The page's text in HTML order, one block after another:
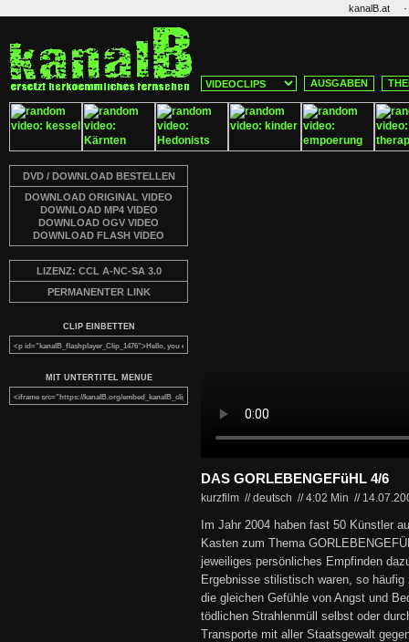
kanalB.at ·
AUSGABEN
DVD / DOWNLOAD BESTELLEN
DOWNLOAD ORIGINAL VIDEO
DOWNLOAD MP4 VIDEO
DOWNLOAD OGV VIDEO
DOWNLOAD FLASH VIDEO
LIZENZ: CCL A-NC-SA 3.0
PERMANENTER LINK
CLIP EINBETTEN
MIT UNTERTITEL MENUE
DAS GORLEBENGEFüHL 4/6
kurzfilm // deutsch //4:02 Min //
Im Jahr 2004 haben fast 50 Künstler
Kasten zum Thema
jeweiliges persönliches Empfinden
Ergebnisse stilistisch waren, so
die gleichen Gefühle von Angst und
tödlichen Strahlenmüll selbst oder
Transporte mit aller Staatsgewalt